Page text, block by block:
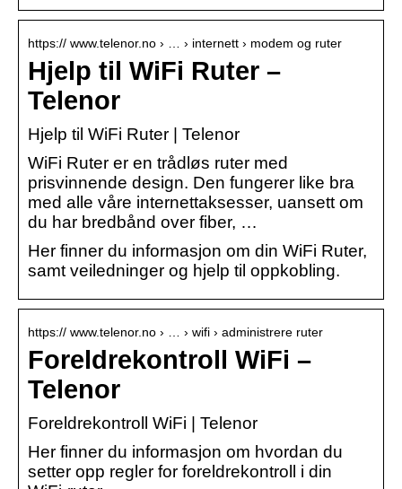
https:// www.telenor.no › … › internett › modem og ruter
Hjelp til WiFi Ruter –
Telenor
Hjelp til WiFi Ruter | Telenor
WiFi Ruter er en trådløs ruter med
prisvinnende design. Den fungerer like bra
med alle våre internettaksesser, uansett om
du har bredbånd over fiber, …
Her finner du informasjon om din WiFi Ruter,
samt veiledninger og hjelp til oppkobling.
https:// www.telenor.no › … › wifi › administrere ruter
Foreldrekontroll WiFi –
Telenor
Foreldrekontroll WiFi | Telenor
Her finner du informasjon om hvordan du
setter opp regler for foreldrekontroll i din